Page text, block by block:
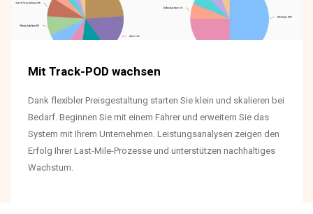
Mit Track-POD wachsen
Dank flexibler Preisgestaltung starten Sie klein und skalieren bei
Bedarf. Beginnen Sie mit einem Fahrer und erweitern Sie das
System mit Ihrem Unternehmen. Leistungsanalysen zeigen den
Erfolg Ihrer Last-Mile-Prozesse und unterstützen nachhaltiges
Wachstum.